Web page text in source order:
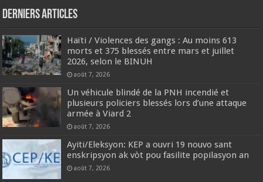
Derniers articles
Haïti / Violences des gangs : Au moins 613
morts et 375 blessés entre mars et juillet
2026, selon le BINUH
août 7, 2026
Un véhicule blindé de la PNH incendié et
plusieurs policiers blessés lors d’une attaque
armée à Viard 2
août 7, 2026
‎Ayiti/Eleksyon: KEP a ouvri 19 nouvo sant
enskripsyon ak vòt pou fasilite popilasyon an
août 7, 2026